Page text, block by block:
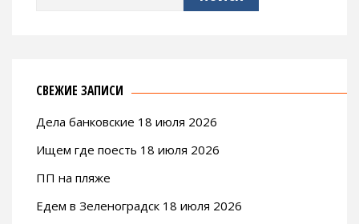
СВЕЖИЕ ЗАПИСИ
Дела банковские 18 июля 2026
Ищем где поесть 18 июля 2026
ПП на пляже
Едем в Зеленоградск 18 июля 2026